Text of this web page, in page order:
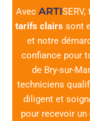
Avec ARTISERV,
tarifs clairs sont
et notre
confiance pour
de Bry-sur-
techniciens
diligent et
pour recevoir un